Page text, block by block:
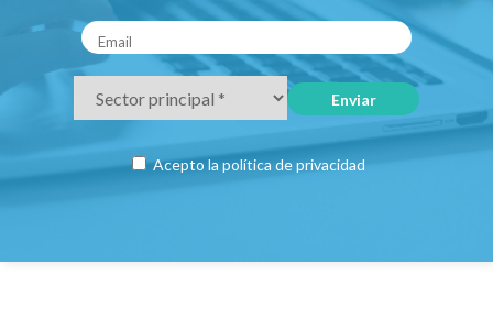
Acepto la política de privacidad